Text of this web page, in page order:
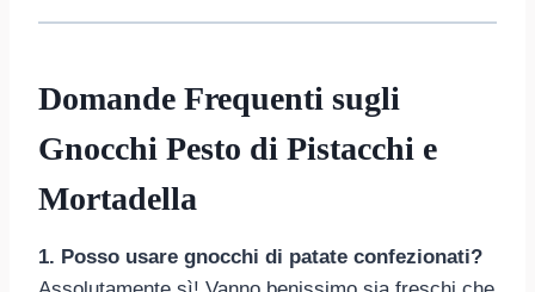
Domande Frequenti sugli
Gnocchi Pesto di Pistacchi e
Mortadella
1. Posso usare gnocchi di patate confezionati?